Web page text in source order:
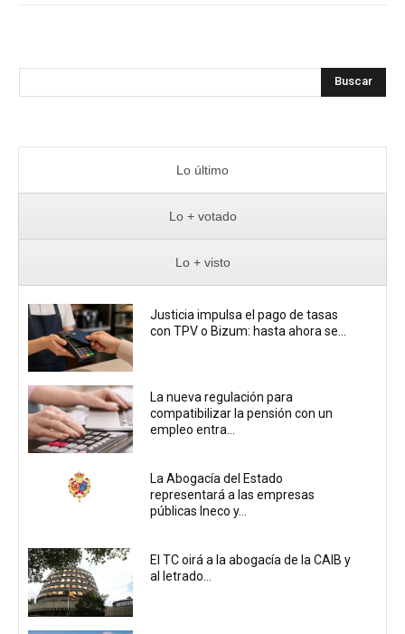
Buscar
Lo último
Lo + votado
Lo + visto
Justicia impulsa el pago de tasas
con TPV o Bizum: hasta ahora se...
La nueva regulación para
compatibilizar la pensión con un
empleo entra...
La Abogacía del Estado
representará a las empresas
públicas Ineco y...
El TC oirá a la abogacía de la CAIB y
al letrado...